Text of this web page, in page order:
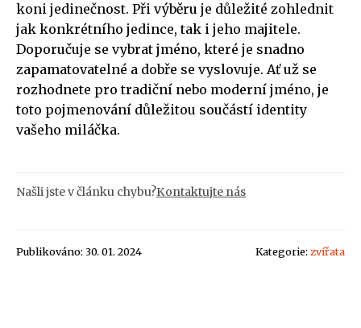
koni jedinečnost. Při výběru je důležité zohlednit
jak konkrétního jedince, tak i jeho majitele.
Doporučuje se vybrat jméno, které je snadno
zapamatovatelné a dobře se vyslovuje. Ať už se
rozhodnete pro tradiční nebo moderní jméno, je
toto pojmenování důležitou součástí identity
vašeho miláčka.
Našli jste v článku chybu?Kontaktujte nás
Publikováno: 30. 01. 2024 Kategorie: zvířata